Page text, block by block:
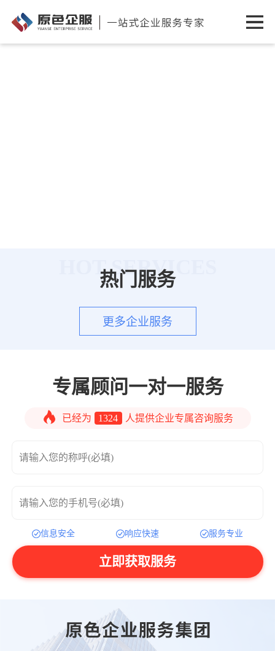
HOT SERVICES
热门服务
更多企业服务
专属顾问一对一服务
已经为 1324 人提供企业专属咨询服务
请输入您的称呼(必填)
请输入您的手机号(必填)
信息安全 响应快速 服务专业
立即获取服务